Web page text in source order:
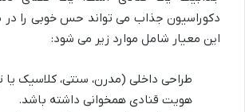
دکوراسیون جذاب می تواند حس خوبی را در
این معیار شامل موارد زیر می شود:
طراحی داخلی (مدرن، سنتی، کلاسیک یا
هویت قنادی همخوانی داشته باشد.